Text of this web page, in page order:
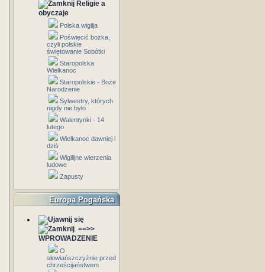
Religie a
obyczaje
Polska wigilja
Poświęcić bożka,
czyli polskie
świętowanie Sobótki
Staropolska
Wielkanoc
Staropolskie - Boże
Narodzenie
Sylwestry, których
nigdy nie było
Walentynki - 14
lutego
Wielkanoc dawniej i
dziś
Wigilijne wierzenia
ludowe
Zapusty
Europa Pogańska
==>>
WPROWADZENIE
O
słowiańszczyźnie przed
chrześcijaństwem